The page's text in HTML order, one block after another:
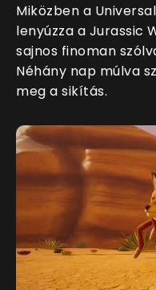
Miközben a
lenyúzza a Jurassic
sajnos finoman
Néhány nap múlva
meg a sikítás.